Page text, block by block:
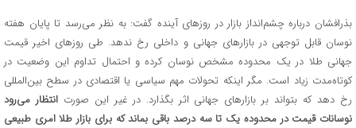
بذرافشان درباره چشم‌انداز بازار در روزهای آینده گفت: به نظر می‌رسد تا پایان هفته
نوسان قابل توجهی در بازارهای جهانی و داخلی رخ ندهد. طی روزهای اخیر قیمت
جهانی طلا در یک محدوده مشخص نوسان کرده و احتمال تداوم این وضعیت در
کوتاه‌مدت زیاد است. مگر اینکه تحولات مهم سیاسی یا اقتصادی در سطح بین‌المللی
رخ دهد که بتواند بر بازارهای جهانی اثر بگذارد. در غیر این صورت انتظار می‌رود
نوسانات قیمت در محدوده یک تا سه درصد باقی بماند که برای بازار طلا امری طبیعی